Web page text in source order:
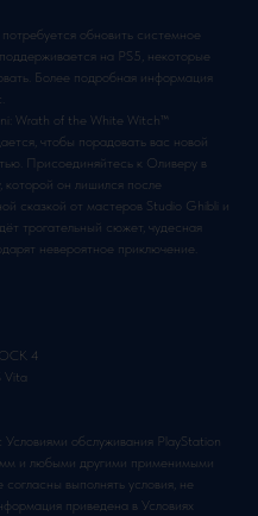
обновить системное
на PS5, некоторые
Более подробная информация
Wrath of the White Witch™
чтобы порадовать вас новой
Присоединяйтесь к Оливеру в
которой он лишился после
сказкой от мастеров Studio Ghibli и
трогательный сюжет, чудесная
невероятное приключение.
4
Vita
Условиями обслуживания PlayStation
и любыми другими применимыми
выполнять условия, не
приведена в Условиях